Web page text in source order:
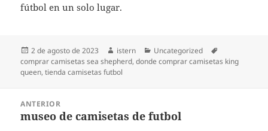
fútbol en un solo lugar.
Publicado
el
2 de agosto de 2023 Autor
istern Categorías
Uncategorized
comprar camisetas sea shepherd,donde comprar camisetas king
queen,tienda camisetas futbol
entradas
ANTERIOR
Entrada
museo de camisetas de futbol